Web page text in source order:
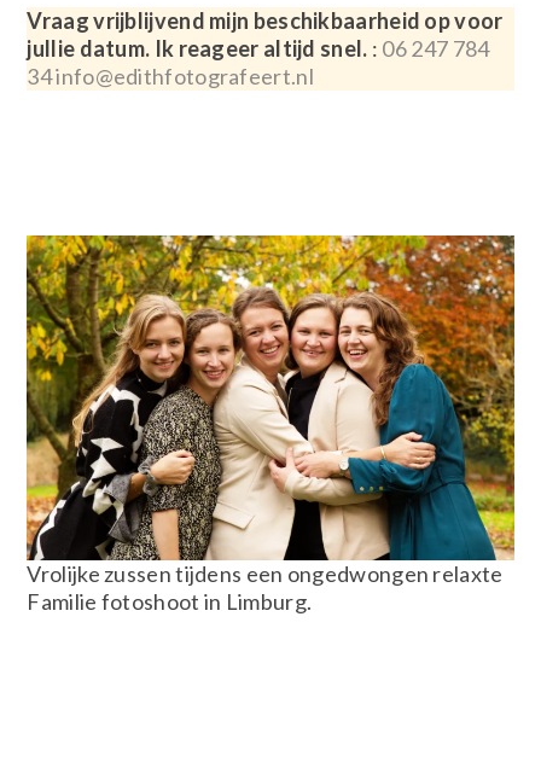
Vraag vrijblijvend mijn beschikbaarheid op voor
jullie datum. Ik reageer altijd snel. : 06 247 784
34info@edithfotografeert.nl
Vrolijke zussen tijdens een ongedwongen relaxte
Familie fotoshoot in Limburg.